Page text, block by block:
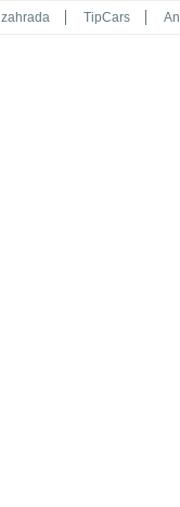
TipCars